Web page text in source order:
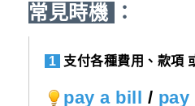
常見時機
：
1 支付各種費用、款項
pay a bill / pay